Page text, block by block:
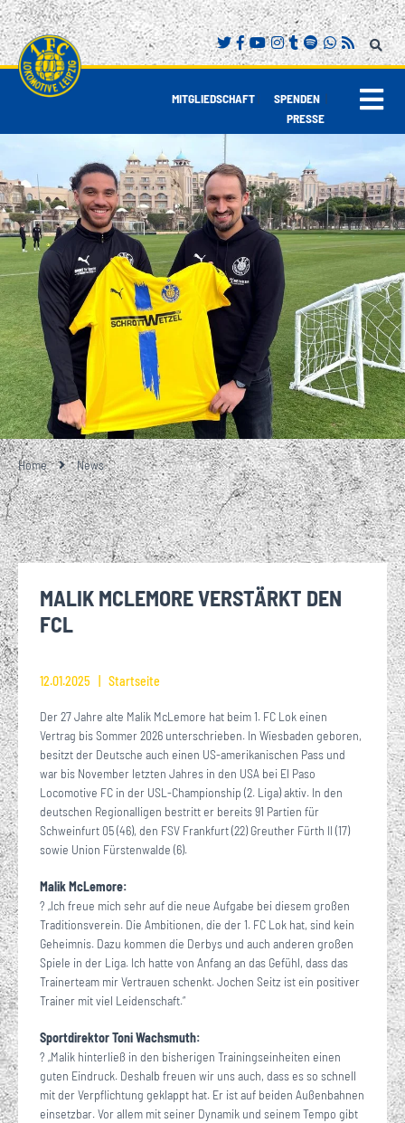
MITGLIEDSCHAFT| SPENDEN |
PRESSE
Home News
MALIK MCLEMORE VERSTÄRKT DEN
FCL
12.01.2025 Startseite
Der 27 Jahre alte Malik McLemore hat beim 1. FC Lok einen
Vertrag bis Sommer 2026 unterschrieben. In Wiesbaden geboren,
besitzt der Deutsche auch einen US-amerikanischen Pass und
war bis November letzten Jahres in den USA bei El Paso
Locomotive FC in der USL-Championship (2. Liga) aktiv. In den
deutschen Regionalligen bestritt er bereits 91 Partien für
Schweinfurt 05 (46), den FSV Frankfurt (22) Greuther Fürth II (17)
sowie Union Fürstenwalde (6).
Malik McLemore:
? „Ich freue mich sehr auf die neue Aufgabe bei diesem großen
Traditionsverein. Die Ambitionen, die der 1. FC Lok hat, sind kein
Geheimnis. Dazu kommen die Derbys und auch anderen großen
Spiele in der Liga. Ich hatte von Anfang an das Gefühl, dass das
Trainerteam mir Vertrauen schenkt. Jochen Seitz ist ein positiver
Trainer mit viel Leidenschaft.“
Sportdirektor Toni Wachsmuth:
? „Malik hinterließ in den bisherigen Trainingseinheiten einen
guten Eindruck. Deshalb freuen wir uns auch, dass es so schnell
mit der Verpflichtung geklappt hat. Er ist auf beiden Außenbahnen
einsetzbar. Vor allem mit seiner Dynamik und seinem Tempo gibt